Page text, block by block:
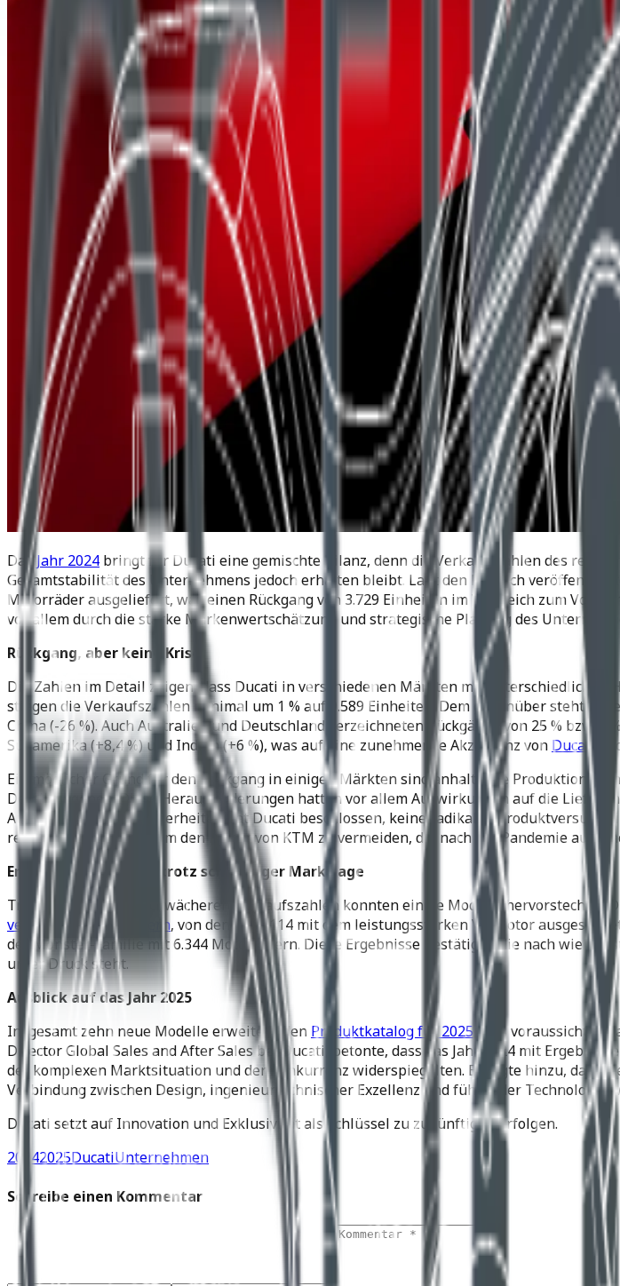
DasJahr 2024 bringt für Ducati eine gemischte Bilanz, denn die Verkaufszahlen des
Gesamtstabilität des Unternehmens jedoch erhalten bleibt. Laut den kürzlich
Motorräder ausgeliefert, was einen Rückgang von 3.729 Einheiten im Vergleich zum
vor allem durch die starke Markenwertschätzung und strategische Planung des
Rückgang, aber keine Krise
Die Zahlen im Detail zeigen, dass Ducati in verschiedenen Märkten mit
stiegen die Verkaufszahlen minimal um 1 % auf 9.589 Einheiten. Dem gegenüber steht
China (-26 %). Auch Australien und Deutschland verzeichneten Rückgänge von 25 % bzw.
Südamerika (+8,4 %) und Indien (+6 %), was auf eine zunehmende Akzeptanz von Ducati
in
Ein möglicher Grund für den Rückgang in einigen Märkten sind anhaltende Produktions-
Detail zu gehen. Diese Herausforderungen hatten vor allem Auswirkungen auf die
Aufgrund dieser Unsicherheiten hat Ducati beschlossen, keine radikalen
reagieren. Ein Schritt, um den Fehler von KTM zu vermeiden, die nach der Pandemie auf
Erfolgreiche Modelle trotz schwieriger Marktlage
Trotz der allgemein schwächeren Verkaufszahlen konnten einige Modelle hervorstechen.
verkauften Motorrädern, von denen 10.114 mit dem leistungsstarken V4-Motor
der Monster-Familie mit 6.344 Motorrädern. Diese Ergebnisse bestätigen die nach wie
unter Druck steht.
Ausblick auf das Jahr 2025
Insgesamt zehn neue Modelle erweitern den Produktkatalog für 2025 , was
Director Global Sales and After Sales bei Ducati, betonte, dass das Jahr 2024 mit
der komplexen Marktsituation und der Konkurrenz widerspiegelten. Er fügte hinzu, dass
Verbindung zwischen Design, ingenieurtechnischer Exzellenz und führender Technologie
Ducati setzt auf Innovation und Exklusivität als Schlüssel zu zukünftigen Erfolgen.
20242025DucatiUnternehmen
Schreibe einen Kommentar